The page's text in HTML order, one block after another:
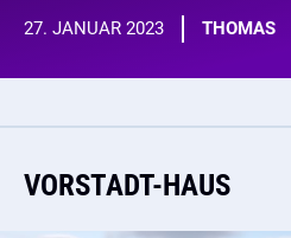
27. JANUAR 2023 THOMAS
VORSTADT-HAUS